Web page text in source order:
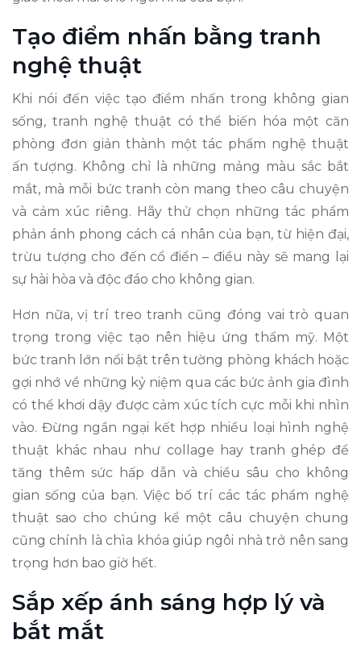
Tạo điểm nhấn bằng tranh
nghệ thuật
Khi nói đến việc tạo điểm nhấn trong không gian
sống, tranh nghệ thuật có thể biến hóa một căn
phòng đơn giản thành một tác phẩm nghệ thuật
ấn tượng. Không chỉ là những mảng màu sắc bắt
mắt, mà mỗi bức tranh còn mang theo câu chuyện
và cảm xúc riêng. Hãy thử chọn những tác phẩm
phản ánh phong cách cá nhân của bạn, từ hiện đại,
trừu tượng cho đến cổ điển – điều này sẽ mang lại
sự hài hòa và độc đáo cho không gian.
Hơn nữa, vị trí treo tranh cũng đóng vai trò quan
trọng trong việc tạo nên hiệu ứng thẩm mỹ. Một
bức tranh lớn nổi bật trên tường phòng khách hoặc
gợi nhớ về những kỷ niệm qua các bức ảnh gia đình
có thể khơi dậy được cảm xúc tích cực mỗi khi nhìn
vào. Đừng ngần ngại kết hợp nhiều loại hình nghệ
thuật khác nhau như collage hay tranh ghép để
tăng thêm sức hấp dẫn và chiều sâu cho không
gian sống của bạn. Việc bố trí các tác phẩm nghệ
thuật sao cho chúng kể một câu chuyện chung
cũng chính là chìa khóa giúp ngôi nhà trở nên sang
trọng hơn bao giờ hết.
Sắp xếp ánh sáng hợp lý và
bắt mắt